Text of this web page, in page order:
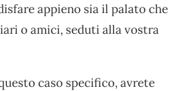
appieno sia il palato che
o amici, seduti alla vostra
caso specifico, avrete